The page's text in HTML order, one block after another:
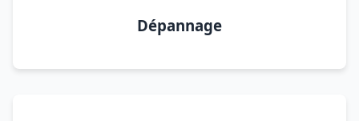
Dépannage